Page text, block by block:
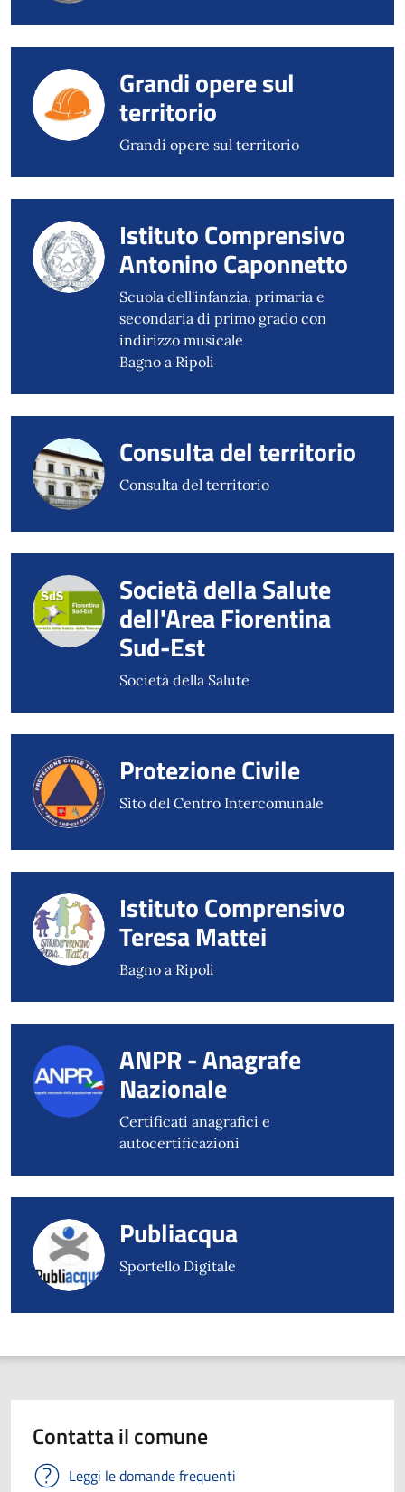
Grandi opere sul
territorio
Grandi opere sul territorio
Istituto Comprensivo
Antonino Caponnetto
Scuola dell'infanzia, primaria e
secondaria di primo grado con
indirizzo musicale
Bagno a Ripoli
Consulta del territorio
Consulta del territorio
Società della Salute
dell'Area Fiorentina
Sud-Est
Società della Salute
Protezione Civile
Sito del Centro Intercomunale
Istituto Comprensivo
Teresa Mattei
Bagno a Ripoli
ANPR - Anagrafe
Nazionale
Certificati anagrafici e
autocertificazioni
Publiacqua
Sportello Digitale
Contatta il comune
Leggi le domande frequenti